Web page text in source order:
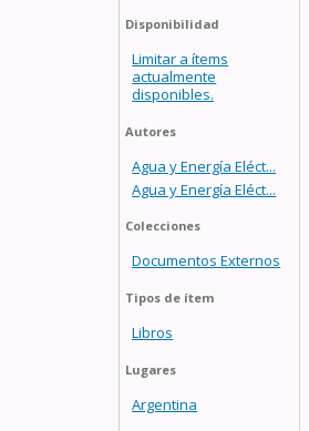
Disponibilidad
Limitar a ítems
actualmente
disponibles.
Autores
Agua y Energía Eléct...
Agua y Energía Eléct...
Colecciones
Documentos Externos
Tipos de ítem
Libros
Lugares
Argentina